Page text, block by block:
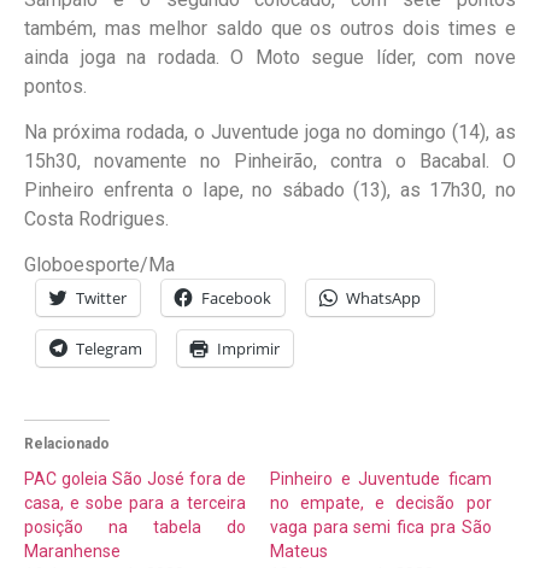
também, mas melhor saldo que os outros dois times e
ainda joga na rodada. O Moto segue líder, com nove
pontos.
Na próxima rodada, o Juventude joga no domingo (14), as
15h30, novamente no Pinheirão, contra o Bacabal. O
Pinheiro enfrenta o Iape, no sábado (13), as 17h30, no
Costa Rodrigues.
Globoesporte/Ma
Twitter Facebook WhatsApp
Telegram Imprimir
Relacionado
PAC goleia São José fora de
casa, e sobe para a terceira
posição na tabela do
Maranhense
Pinheiro e Juventude ficam
no empate, e decisão por
vaga para semi fica pra São
Mateus